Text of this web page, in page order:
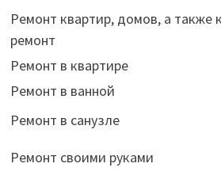
Ремонт квартир, домов, а также
ремонт
Ремонт в квартире
Ремонт в ванной
Ремонт в санузле
Ремонт своими руками